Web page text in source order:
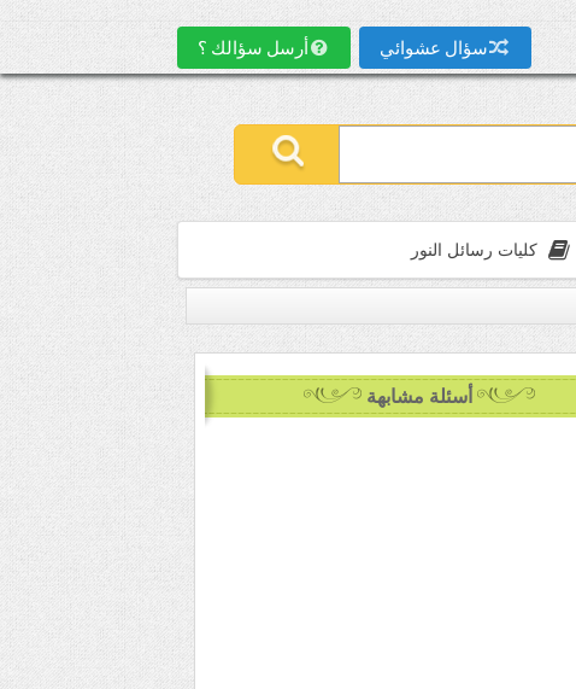
سؤال عشوائي أرسل سؤالك ؟
كليات رسائل النور
أسئلة مشابهة